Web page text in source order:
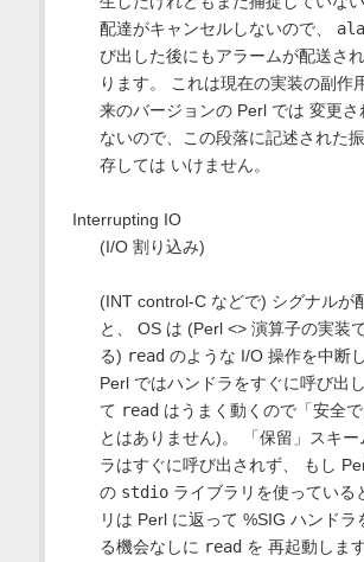
配達がキャンセルしないので、
び出した後にもアラームが配送さ
ります。 これは現在の実装の副作
来のバージョンの Perl では 変更さ
ないので、この段落に記述された
存しては いけません。
Interrupting IO
(I/O 割り込み)
(INT control-C などで) シグナルが
と、 OS は (Perl <> 演算子の実装
る) read のような I/O 操作を中断
Perl ではハンドラをすぐに呼び出
て read はうまく動くので「安全
とはありません)。 「保留」スキー
ラはすぐに呼び出されず、 もし
の stdioライブラリを使っている
リは Perl に返って %SIG ハンドラ
る機会なしに read を 再起動しま